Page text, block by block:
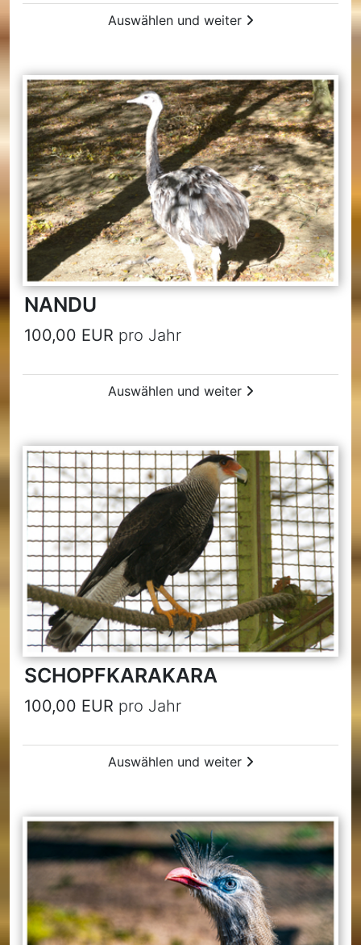
Auswählen und weiter
NANDU
100,00 EUR pro Jahr
Auswählen und weiter
SCHOPFKARAKARA
100,00 EUR pro Jahr
Auswählen und weiter